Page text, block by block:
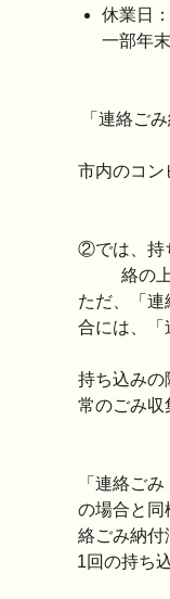
休業日
一部年
「連絡ご
市内のコン
②では、持
絡の
ただ、「
合には、「
持ち込みの
常のごみ収
「連絡ご
の場合と同
絡ごみ納付
1回の持ち